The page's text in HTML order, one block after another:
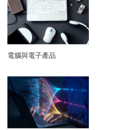
電腦與電子產品